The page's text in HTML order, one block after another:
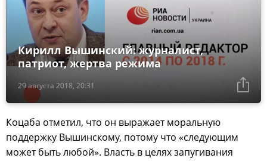
29 августа 2018, 20:31
Кирилл Вышинский: журналист,
патриот, жертва режима
Коцаба отметил, что он выражает моральную
поддержку Вышинскому, потому что «следующим
может быть любой». Власть в целях запугивания